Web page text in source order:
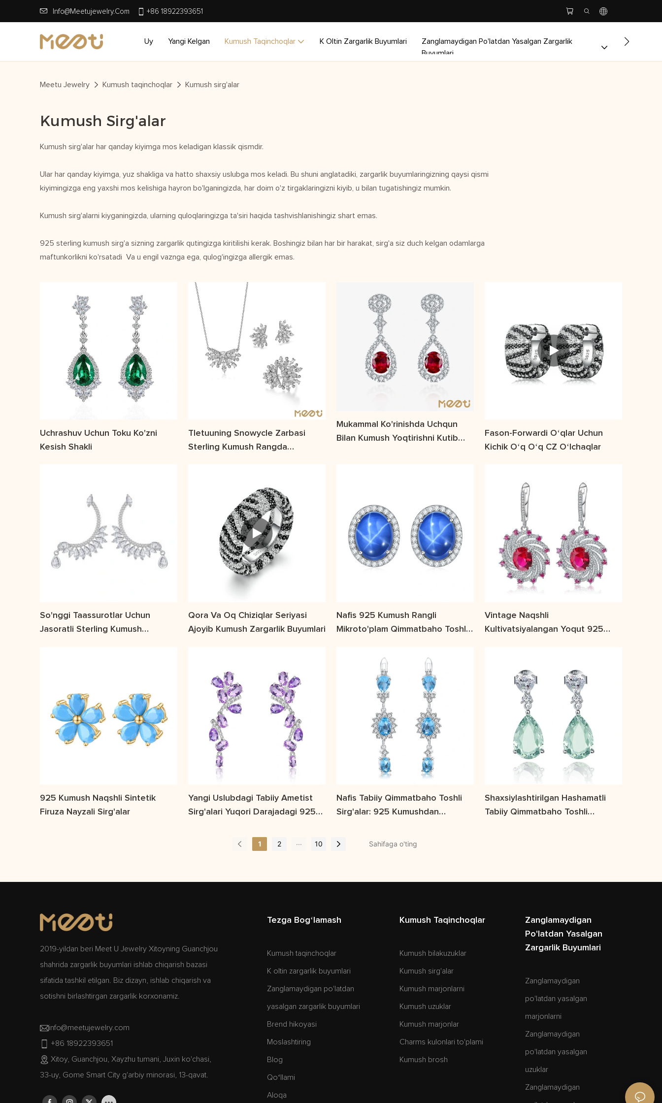
Info@meetujewelry.com +86 18922393651
Uy Yangi Kelgan Kumush Taqinchoqlar K Oltin Zargarlik Buyumlari
Zanglamaydigan Po'latdan Yasalgan Zargarlik
Buyumlari
Brend
Meetu Jewelry Kumush taqinchoqlar Kumush sirg'alar
Kumush Sirg'alar
Kumush sirg'alar har qanday kiyimga mos keladigan klassik qismdir.
Ular har qanday kiyimga, yuz shakliga va hatto shaxsiy uslubga mos keladi. Bu shuni anglatadiki, zargarlik buyumlaringizning qaysi qismi
kiyimingizga eng yaxshi mos kelishiga hayron bo'lganingizda, har doim o'z tirgaklaringizni kiyib, u bilan tugatishingiz mumkin.
Kumush sirg'alarni kiyganingizda, ularning quloqlaringizga ta'siri haqida tashvishlanishingiz shart emas.
925 sterling kumush sirg'a sizning zargarlik qutingizga kiritilishi kerak. Boshingiz bilan har bir harakat, sirg'a siz duch kelgan odamlarga
maftunkorlikni ko'rsatadi Va u engil vaznga ega, qulog'ingizga allergik emas.
Uchrashuv Uchun Toku Ko'zni
Kesish Shakli
Tletuuning Snowycle Zarbasi
Sterling Kumush Rangda
Mukammal Ko'rinishda Uchqun
Bilan Kumush Yoqtirishni Kutib
Fason-Forwardi Oʻqlar Uchun
Kichik Oʻq Oʻq CZ Oʻlchaqlar
So'nggi Taassurotlar Uchun
Jasoratli Sterling Kumush
Qora Va Oq Chiziqlar Seriyasi
Ajoyib Kumush Zargarlik Buyumlari
Nafis 925 Kumush Rangli
Mikroto'plam Qimmatbaho Toshli
Vintage Naqshli
Kultivatsiyalangan Yoqut 925
925 Kumush Naqshli Sintetik
Firuza Nayzali Sirg'alar
Yangi Uslubdagi Tabiiy Ametist
Sirg'alari Yuqori Darajadagi 925
Nafis Tabiiy Qimmatbaho Toshli
Sirg'alar: 925 Kumushdan
Shaxsiylashtirilgan Hashamatli
Tabiiy Qimmatbaho Toshli
1 2 ... 10
2019-yildan beri Meet U Jewelry Xitoyning Guanchjou
shahrida zargarlik buyumlari ishlab chiqarish bazasi
sifatida tashkil etilgan. Biz dizayn, ishlab chiqarish va
sotishni birlashtirgan zargarlik korxonamiz.
info@meetujewelry.com
+86 18922393651
Xitoy, Guanchjou, Xayzhu tumani, Juxin ko'chasi,
33-uy, Gome Smart City g'arbiy minorasi, 13-qavat.
Tezga Bogʻlamash
Kumush taqinchoqlar
K oltin zargarlik buyumlari
Zanglamaydigan po'latdan
yasalgan zargarlik buyumlari
Brend hikoyasi
Moslashtiring
Blog
Qoʻllami
Aloqa
Kumush Taqinchoqlar
Kumush bilakuzuklar
Kumush sirg'alar
Kumush marjonlarni
Kumush uzuklar
Kumush marjonlar
Charms kulonlari to'plami
Kumush brosh
Zanglamaydigan
Po'latdan Yasalgan
Zargarlik Buyumlari
Zanglamaydigan
po'latdan yasalgan
marjonlarni
Zanglamaydigan
po'latdan yasalgan
uzuklar
Zanglamaydigan